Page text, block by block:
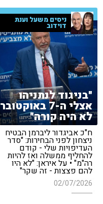
ניסים משעל וענת
דוידוב
"בניגוד לנתניהו
אצלי ה-7 באוקטובר
לא היה קורה"
ח"כ אביגדור ליברמן הבטיח
ניצחון לפני הבחירות: "סדר
העדיפויות שלי - קודם
להחליף ממשלה ואז להיות
רה"מ" • על איראן: "לא היו
להם פצצות - זה שקר"
02/07/2026